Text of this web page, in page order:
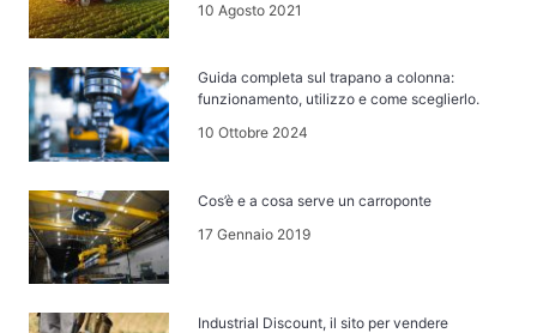
10 Agosto 2021
Guida completa sul trapano a colonna:
funzionamento, utilizzo e come sceglierlo.
10 Ottobre 2024
Cos’è e a cosa serve un carroponte
17 Gennaio 2019
Industrial Discount, il sito per vendere